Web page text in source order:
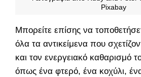
Pixabay
Μπορείτε επίσης να
όλα τα αντικείμενα που
και τον ενεργειακό καθαρισμό
όπως ένα φτερό, ένα κοχύλι,